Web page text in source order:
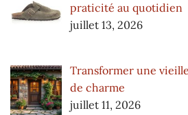
praticité au quotidien
juillet 13, 2026
Transformer une
de charme
juillet 11, 2026